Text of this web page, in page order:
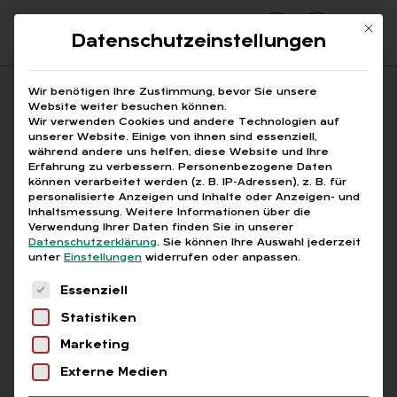
Suchfeld
Suchen
Breadcrumb-Navigation
STARTSEITE
HR-QUALITÄTSMANAGEMENT UND PROZESSE
Alle Bei­trä­ge mit dem
Schlag­wort „HR-Qua­li­
täts­ma­nage­ment und
Mit
Datenschutzeinstellungen
Wir benötigen Ihre Zustimmung, bevor Sie unsere
Website weiter besuchen können.
Wir verwenden Cookies und andere Technologien auf
unserer Website. Einige von ihnen sind essenziell,
während andere uns helfen, diese Website und Ihre
Erfahrung zu verbessern. Personenbezogene Daten
können verarbeitet werden (z. B. IP-Adressen), z. B. für
personalisierte Anzeigen und Inhalte oder Anzeigen- und
Inhaltsmessung. Weitere Informationen über die
Verwendung Ihrer Daten finden Sie in unserer
Datenschutzerklärung. Sie können Ihre Auswahl jederzeit
unter Einstellungen widerrufen oder anpassen.
Es folgt eine Liste der Service-Gruppen, für
Essenziell
Statistiken
Marketing
Externe Medien